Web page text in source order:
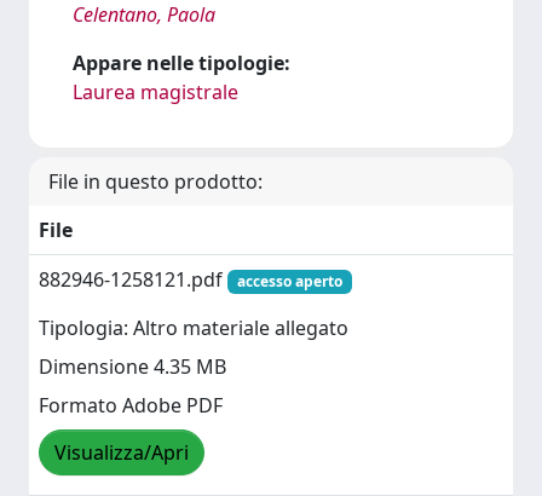
Celentano, Paola
Appare nelle tipologie:
Laurea magistrale
File in questo prodotto:
File
882946-1258121.pdf
accesso aperto
Tipologia: Altro materiale allegato
Dimensione 4.35 MB
Formato Adobe PDF
Visualizza/Apri